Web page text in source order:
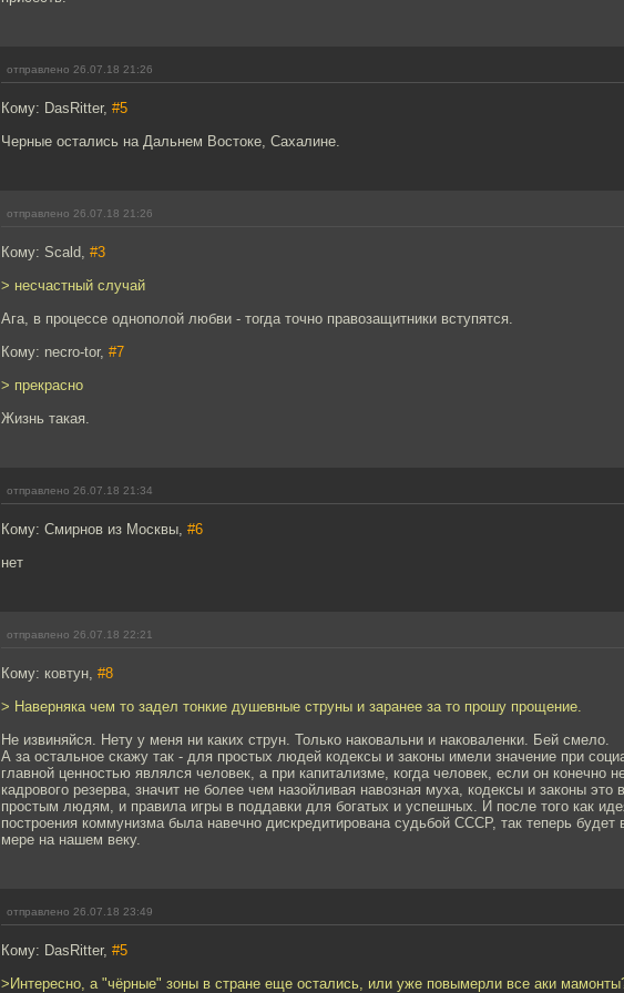
отправлено 26.07.18 21:26
Кому: DasRitter, #5
Черные остались на Дальнем Востоке, Сахалине.
отправлено 26.07.18 21:26
Кому: Scald, #3
> несчастный случай
Ага, в процессе однополой любви - тогда точно правозащитники вступятся.
Кому: necro-tor, #7
> прекрасно
Жизнь такая.
отправлено 26.07.18 21:34
Кому: Смирнов из Москвы, #6
нет
отправлено 26.07.18 22:21
Кому: ковтун, #8
> Наверняка чем то задел тонкие душевные струны и заранее за то прошу прощение.
Не извиняйся. Нету у меня ни каких струн. Только наковальни и наковаленки. Бей смело.
А за остальное скажу так - для простых людей кодексы и законы имели значение при
главной ценностью являлся человек, а при капитализме, когда человек, если он конечно
кадрового резерва, значит не более чем назойливая навозная муха, кодексы и законы это
простым людям, и правила игры в поддавки для богатых и успешных. И после того как
построения коммунизма была навечно дискредитирована судьбой СССР, так теперь будет
мере на нашем веку.
отправлено 26.07.18 23:49
Кому: DasRitter, #5
>Интересно, а "чёрные" зоны в стране еще остались, или уже повымерли все аки